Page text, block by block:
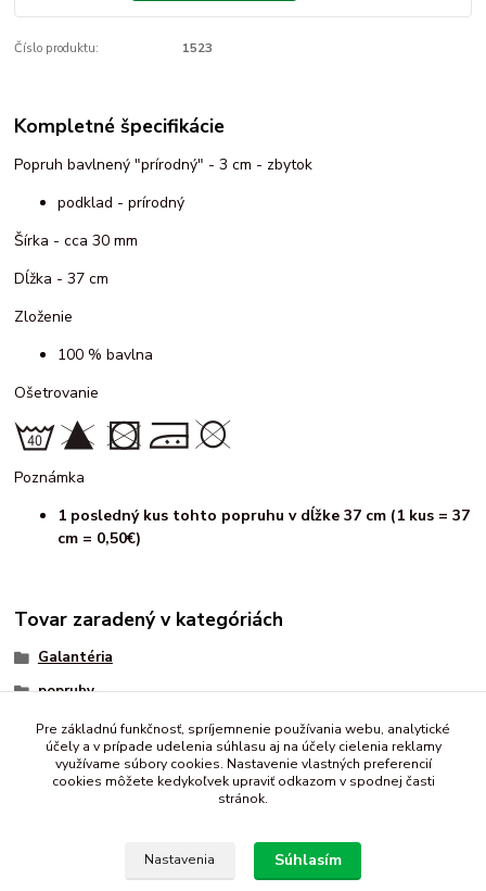
Číslo produktu: 1523
Kompletné špecifikácie
Popruh bavlnený "prírodný" - 3 cm - zbytok
podklad - prírodný
Šírka - cca 30 mm
Dĺžka - 37 cm
Zloženie
100 % bavlna
Ošetrovanie
Poznámka
1 posledný kus tohto popruhu v dĺžke 37 cm (1 kus = 37
cm = 0,50€)
Tovar zaradený v kategóriách
Galantéria
popruhy
farebný
bavlnený
Pre základnú funkčnosť, spríjemnenie používania webu, analytické
účely a v prípade udelenia súhlasu aj na účely cielenia reklamy
využívame súbory cookies. Nastavenie vlastných preferencií
cookies môžete kedykoľvek upraviť odkazom v spodnej časti
stránok.
Nastavenia Súhlasím